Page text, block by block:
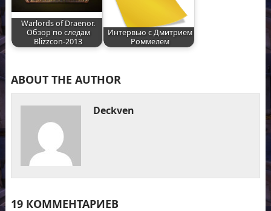
Warlords of Draenor.
Обзор по следам
Blizzcon-2013
Интервью с Дмитрием
Роммелем
ABOUT THE AUTHOR
Deckven
19 КОММЕНТАРИЕВ